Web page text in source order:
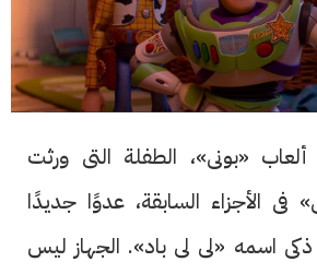
ألعاب «بونى»، الطفلة التى ورثت
فى الأجزاء السابقة، عدوًا جديدًا
اسمه «لى لى باد». الجهاز ليس